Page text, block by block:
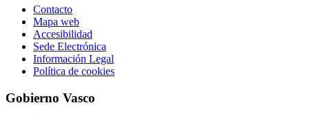
Contacto
Mapa web
Accesibilidad
Sede Electrónica
Información Legal
Política de cookies
Gobierno Vasco